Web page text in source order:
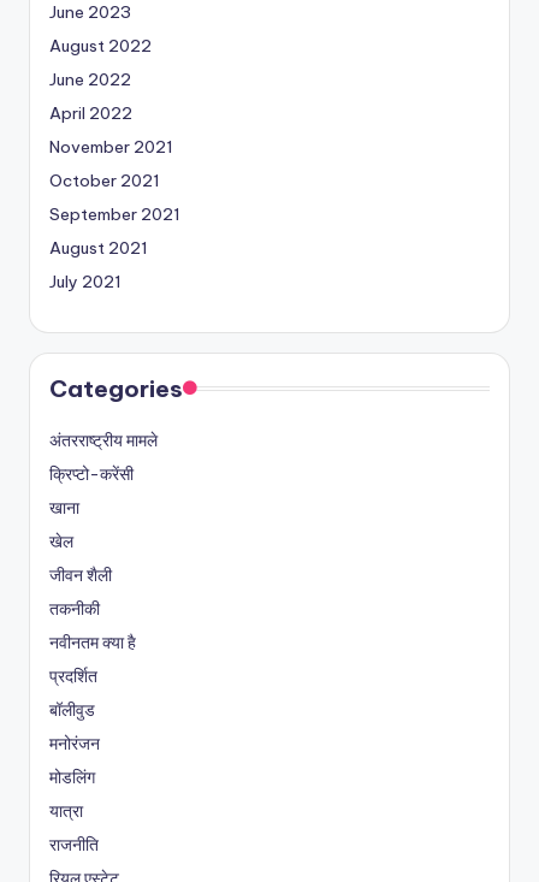
June 2023
August 2022
June 2022
April 2022
November 2021
October 2021
September 2021
August 2021
July 2021
Categories
अंतरराष्ट्रीय मामले
क्रिप्टो-करेंसी
खाना
खेल
जीवन शैली
तकनीकी
नवीनतम क्या है
प्रदर्शित
बॉलीवुड
मनोरंजन
मोडलिंग
यात्रा
राजनीति